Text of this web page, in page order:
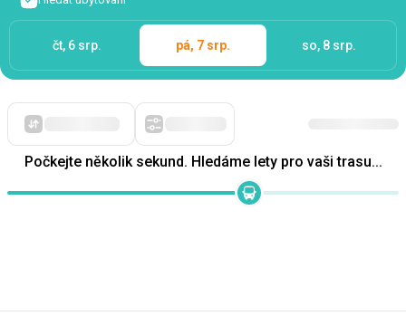
Počkejte několik sekund. Hledáme lety pro vaši trasu...